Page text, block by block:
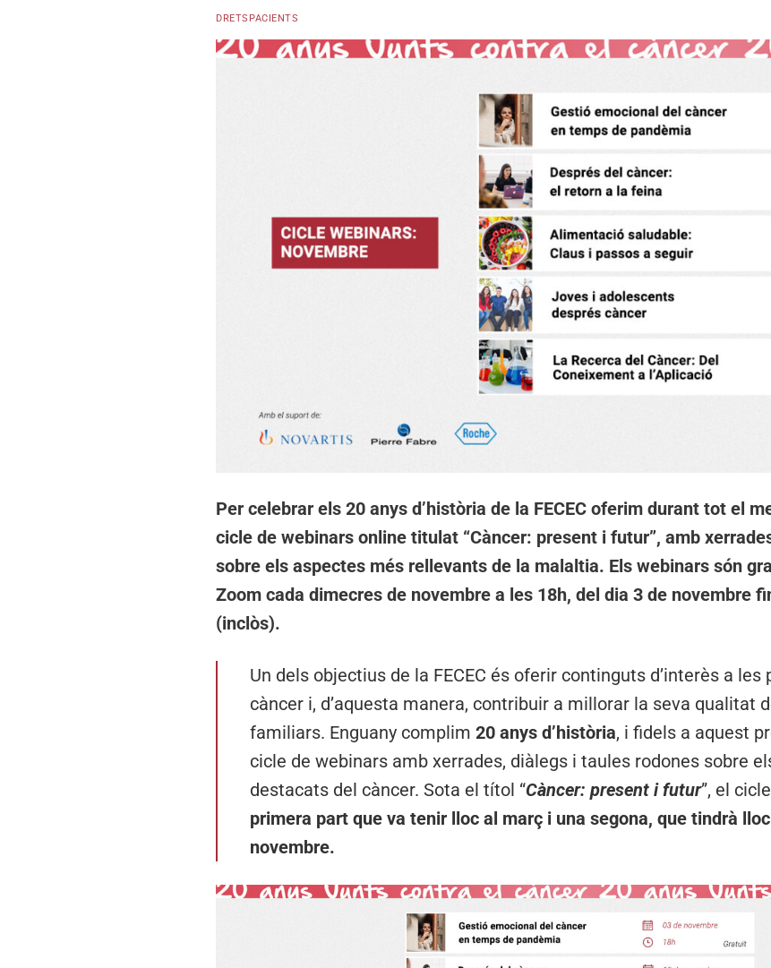
DRETSPACIENTS
Per celebrar els 20 anys d’història de la FECEC oferim durant tot el
cicle de webinars online titulat “Càncer: present i futur”, amb
sobre els aspectes més rellevants de la malaltia. Els webinars són
Zoom cada dimecres de novembre a les 18h, del dia 3 de novembre
(inclòs).
Un dels objectius de la FECEC és oferir continguts d’interès a
càncer i, d’aquesta manera, contribuir a millorar la seva qualitat
familiars. Enguany complim20 anys d’història, i fidels a aquest
cicle de webinars amb xerrades, diàlegs i taules rodones sobre
destacats del càncer. Sota el títol “Càncer: present i futur”, el
primera part que va tenir lloc al març i una segona, que tindrà
novembre.